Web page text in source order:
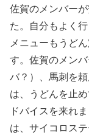
佐賀のメンバー
た。自分もよく
メニューもうど
す。佐賀のメン
バ？）、馬刺を
は、うどんを止
ドバイスを来れ
は、サイコロス